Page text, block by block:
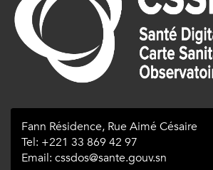
Fann Résidence, Rue Aimé Césaire
Tel: +221 33 869 42 97
Email: cssdos@sante.gouv.sn